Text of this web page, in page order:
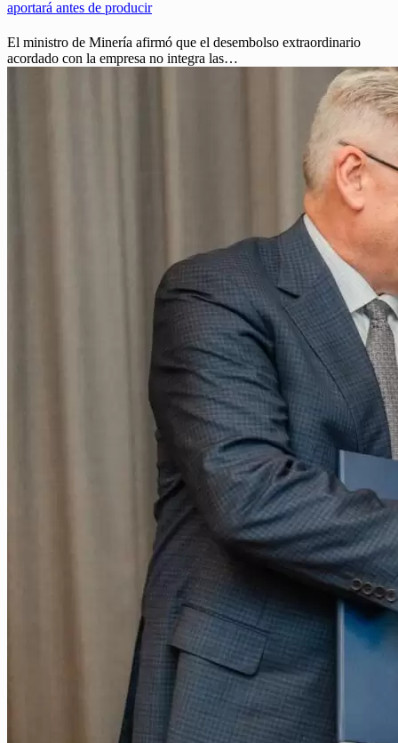
aportará antes de producir
El ministro de Minería afirmó que el desembolso extraordinario
acordado con la empresa no integra las…